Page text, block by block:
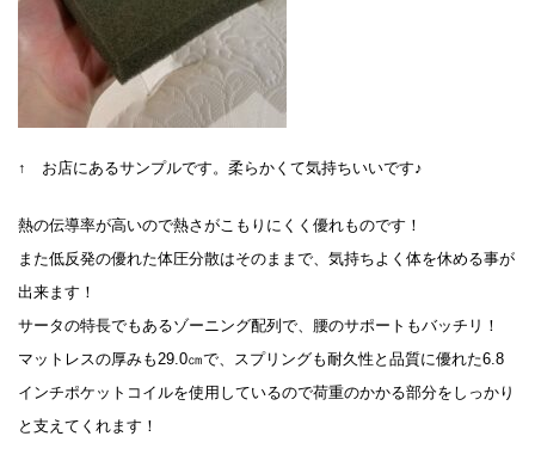
↑ お店にあるサンプルです。柔らかくて気持ちいいです♪
熱の伝導率が高いので熱さがこもりにくく優れものです！
また低反発の優れた体圧分散はそのままで、気持ちよく体を休める事が
出来ます！
サータの特長でもあるゾーニング配列で、腰のサポートもバッチリ！
マットレスの厚みも29.0㎝で、スプリングも耐久性と品質に優れた6.8
インチポケットコイルを使用しているので荷重のかかる部分をしっかり
と支えてくれます！